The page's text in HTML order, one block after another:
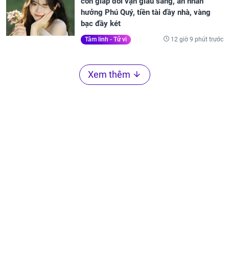
hưởng Phú Quý, tiền tài đầy nhà, vàng
bạc đầy két
Tâm linh - Tử vi 12 giờ 9 phút trước
Xem thêm